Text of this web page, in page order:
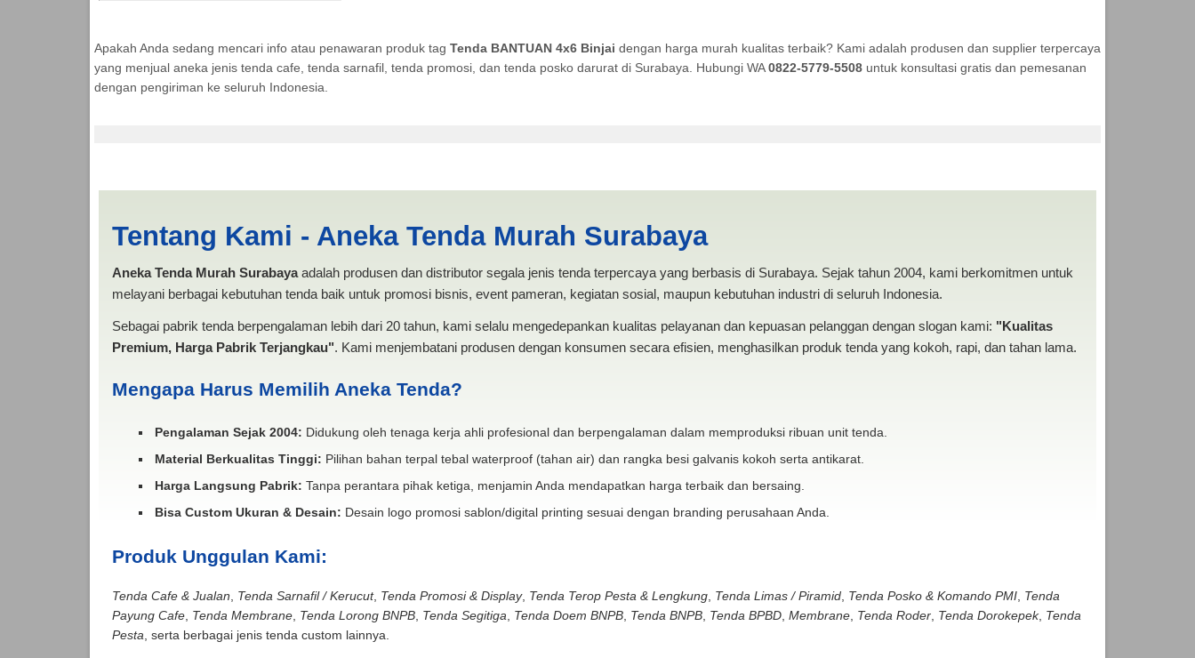
Apakah Anda sedang mencari info atau penawaran produk tag Tenda BANTUAN 4x6 Binjai dengan harga murah kualitas terbaik? Kami adalah produsen dan supplier terpercaya
yang menjual aneka jenis tenda cafe, tenda sarnafil, tenda promosi, dan tenda posko darurat di Surabaya. Hubungi WA0822-5779-5508untuk konsultasi gratis dan pemesanan
dengan pengiriman ke seluruh Indonesia.
Tentang Kami - Aneka Tenda Murah Surabaya
Aneka Tenda Murah Surabayaadalah produsen dan distributor segala jenis tenda terpercaya yang berbasis di Surabaya. Sejak tahun 2004, kami berkomitmen untuk
melayani berbagai kebutuhan tenda baik untuk promosi bisnis, event pameran, kegiatan sosial, maupun kebutuhan industri di seluruh Indonesia.
Sebagai pabrik tenda berpengalaman lebih dari 20 tahun, kami selalu mengedepankan kualitas pelayanan dan kepuasan pelanggan dengan slogan kami: "Kualitas
Premium, Harga Pabrik Terjangkau". Kami menjembatani produsen dengan konsumen secara efisien, menghasilkan produk tenda yang kokoh, rapi, dan tahan lama.
Mengapa Harus Memilih Aneka Tenda?
Pengalaman Sejak 2004: Didukung oleh tenaga kerja ahli profesional dan berpengalaman dalam memproduksi ribuan unit tenda.
Material Berkualitas Tinggi: Pilihan bahan terpal tebal waterproof (tahan air) dan rangka besi galvanis kokoh serta antikarat.
Harga Langsung Pabrik: Tanpa perantara pihak ketiga, menjamin Anda mendapatkan harga terbaik dan bersaing.
Bisa Custom Ukuran & Desain: Desain logo promosi sablon/digital printing sesuai dengan branding perusahaan Anda.
Produk Unggulan Kami:
Tenda Cafe & Jualan Tenda Sarnafil / Kerucut, Tenda Promosi & Display, Tenda Terop Pesta & Lengkung, Tenda Limas / Piramid, Tenda Posko & Komando PMI, Tenda
Payung Cafe, Tenda Membrane, Tenda Lorong BNPB, Tenda Segitiga Tenda Doem BNPB, Tenda BNPB, Tenda BPBD, Membrane, Tenda Roder, Tenda Dorokepek, Tenda
Pesta , serta berbagai jenis tenda custom lainnya.